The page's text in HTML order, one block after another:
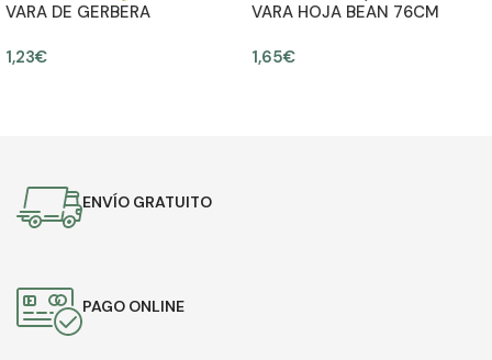
VARA DE GERBERA
1,23€
VARA HOJA BEAN 76CM
1,65€
ENVÍO GRATUITO
PAGO ONLINE